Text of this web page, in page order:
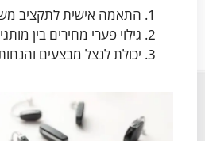
התאמה אישית לתקציב
גילוי פערי מחירים בין
יכולת לנצל מבצעים